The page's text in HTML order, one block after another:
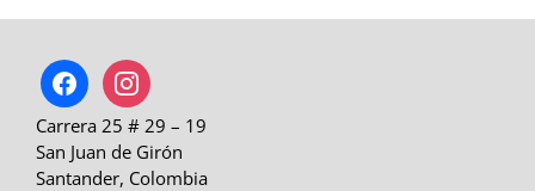
facebookinstagram
Carrera 25 # 29 – 19
San Juan de Girón
Santander, Colombia